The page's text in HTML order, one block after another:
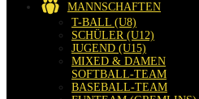
MANNSCHAFTEN
T-BALL (U8)
SCHÜLER (U12)
JUGEND (U15)
MIXED & DAMEN
SOFTBALL-TEAM
BASEBALL-TEAM